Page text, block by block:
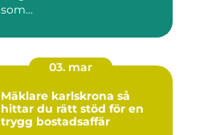
som...
03. mar
Mäklare karlskrona så
hittar du rätt stöd för en
trygg bostadsaffär